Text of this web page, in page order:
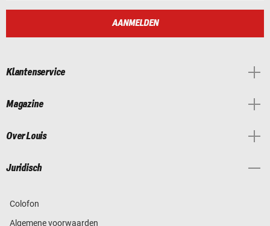
AANMELDEN
Klantenservice
Magazine
Over Louis
Juridisch
Colofon
Algemene voorwaarden